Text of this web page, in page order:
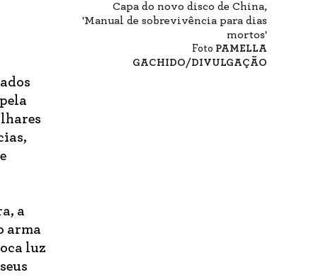
Capa do novo disco de China,
'Manual de sobrevivência para dias
mortos'
Foto PAMELLA
GACHIDO/DIVULGAÇÃO
a
arma
luz